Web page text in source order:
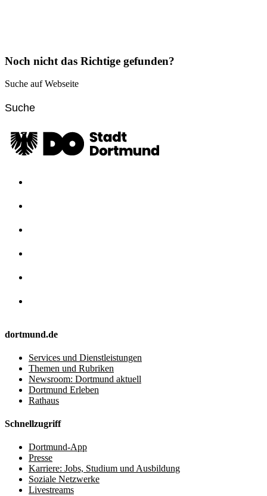
Noch nicht das Richtige gefunden?
Suche auf Webseite
dortmund.de
Services und Dienstleistungen
Themen und Rubriken
Newsroom: Dortmund aktuell
Dortmund Erleben
Rathaus
Schnellzugriff
Dortmund-App
Presse
Karriere: Jobs, Studium und Ausbildung
Soziale Netzwerke
Livestreams